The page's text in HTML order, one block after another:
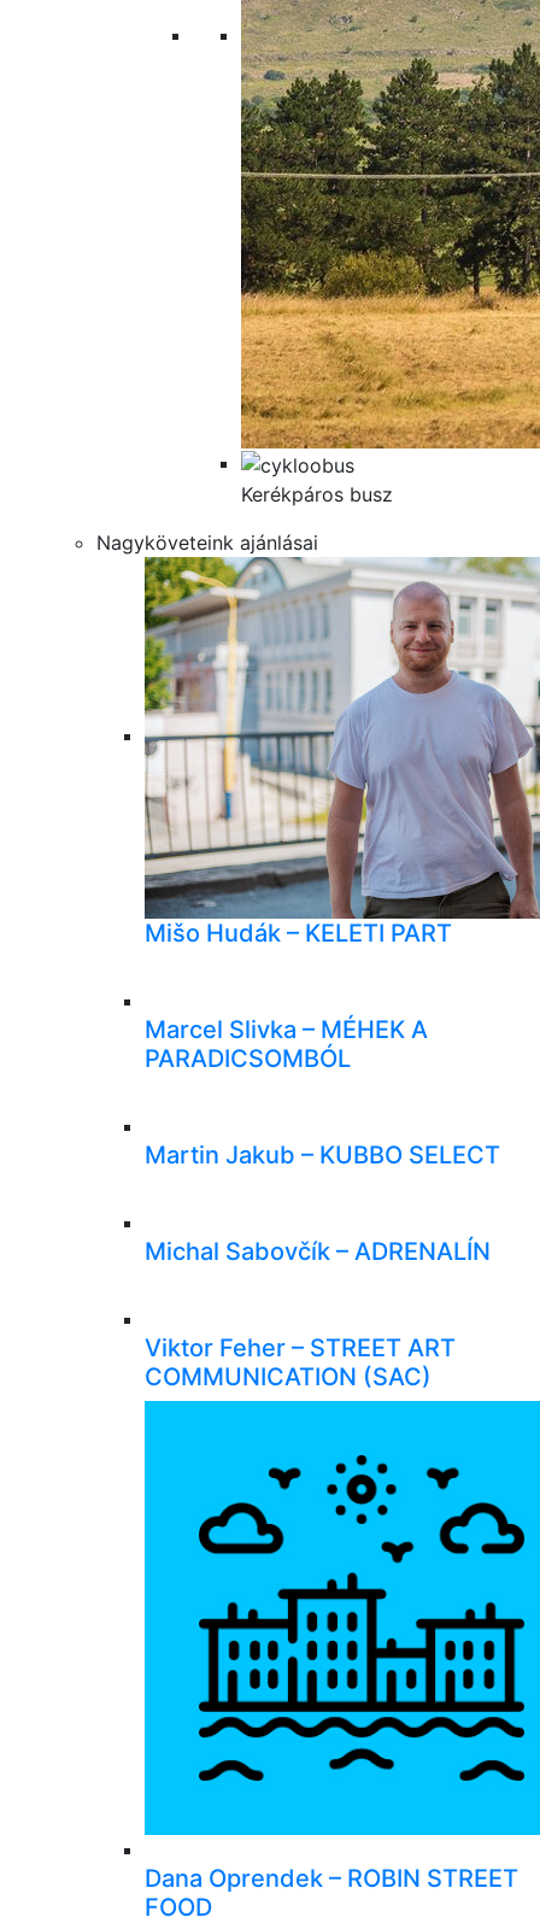
Kerékpáros busz
Nagyköveteink ajánlásai
Mišo Hudák – KELETI PART
Marcel Slivka – MÉHEK A
PARADICSOMBÓL
Martin Jakub – KUBBO SELECT
Michal Sabovčík – ADRENALÍN
Viktor Feher – STREET ART
COMMUNICATION (SAC)
Dana Oprendek – ROBIN STREET
FOOD